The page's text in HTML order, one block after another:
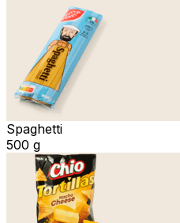
Spaghetti
500 g